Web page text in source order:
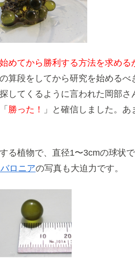
めてから勝利する方法を求める
算段をしてから研究を始める
してくるように言われた岡部さ
勝った！
」と確信しました。
る植物で、直径1〜3cmの球状
ロニアの写真も大迫力です。